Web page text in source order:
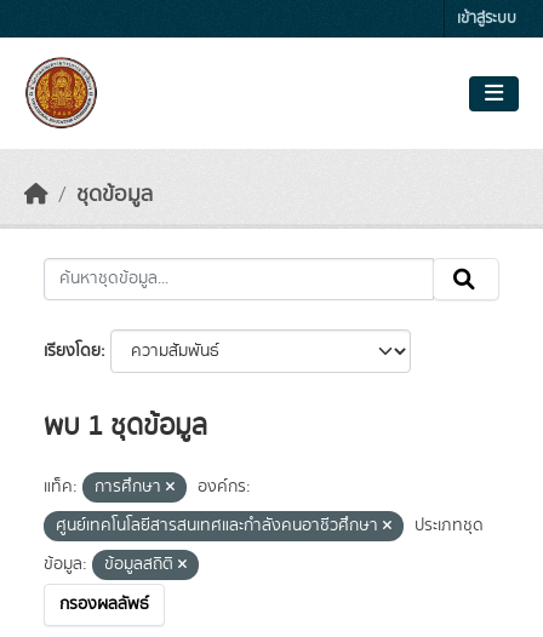
เข้าสู่ระบบ
ชุดข้อมูล
เรียงโดย
พบ 1 ชุดข้อมูล
แท็ค: การศึกษา
องค์กร:
ศูนย์เทคโนโลยีสารสนเทศและกำลังคนอาชีวศึกษา
ประเภทชุด
ข้อมูล:
ข้อมูลสถิติ
กรองผลลัพธ์